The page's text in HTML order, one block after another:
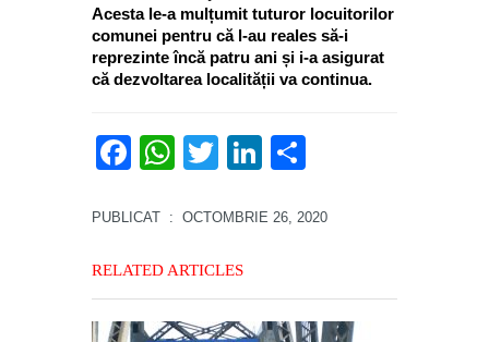
Acesta le-a mulțumit tuturor locuitorilor
comunei pentru că l-au reales să-i
reprezinte încă patru ani și i-a asigurat
că dezvoltarea localității va continua.
Facebook
WhatsApp
TwitterLinkedIn
PUBLICAT : OCTOMBRIE 26, 2020
RELATED ARTICLES